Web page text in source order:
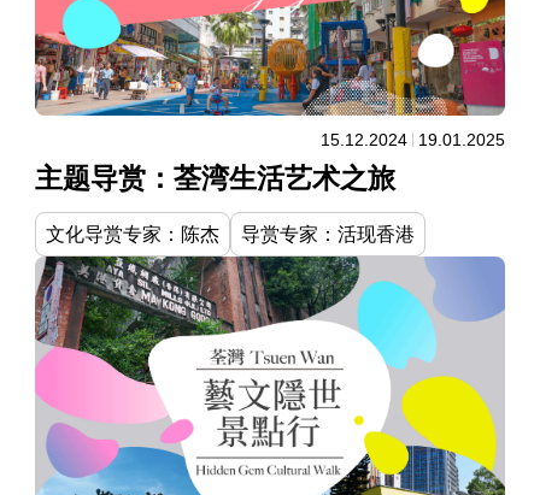
15.12.2024 19.01.2025
主题导赏：荃湾生活艺术之旅
文化导赏专家：陈杰 导赏专家：活现香港